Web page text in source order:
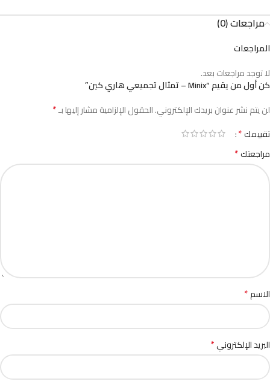
مراجعات (0)
المراجعات
لا توجد مراجعات بعد.
كن أول من يقيم “Minix – تمثال تجميعي هاري كين”
لن يتم نشر عنوان بريدك الإلكتروني.الحقول الإلزامية مشار إليها بـ*
تقييمك*
مراجعتك*
الاسم*
البريد الإلكتروني*